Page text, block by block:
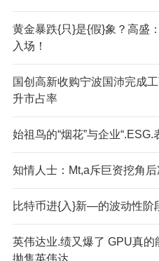
黄金暴跌{只}是{假}象？高盛
入场！
国创高新收购宁波国沛完成
升市占率
始祖鸟的“烟花”与企业“.ESG.
知情人士：Mt,a斥巨资挖角
比特币进{入}新—的波动性阶
英伟达业.绩又爆了 GPU真的
抛售英伟达